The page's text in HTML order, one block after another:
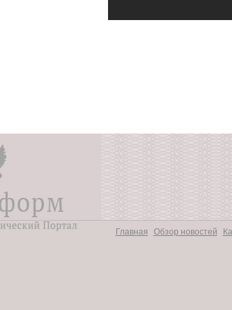
Главная Обзор новостей